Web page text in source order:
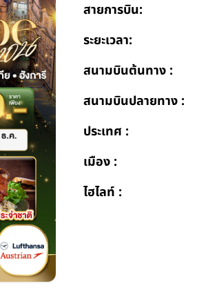
สายการบิน:
ระยะเวลา:
สนามบินต้นทาง :
สนามบินปลายทาง :
ประเทศ :
เมือง :
ไฮไลท์ :